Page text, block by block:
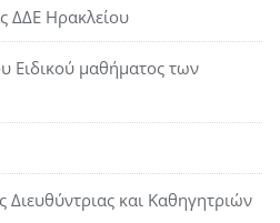
ΔΔΕ Ηρακλείου
Ειδικού μαθήματος των
Διευθύντριας και Καθηγητριών